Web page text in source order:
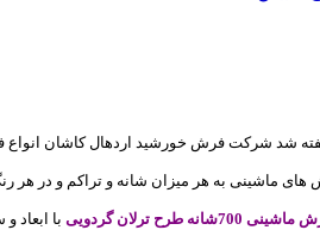
فرش های ماشینی 700 شانه و 1000 شانه و 1200 شانه را در طرح ها و رنگ بندی های خاص و شیک در سایز های
های ماشینی به هر میزان شانه و تراکم و در
700شانه طرح ترلان گردویی با ابعاد